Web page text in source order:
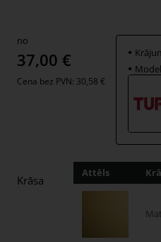
no
37,00 €
Cena bez PVN: 30,58 €
Krāsa
Attēls